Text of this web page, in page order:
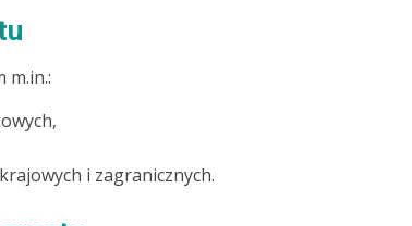
m.in.:
i zagranicznych.